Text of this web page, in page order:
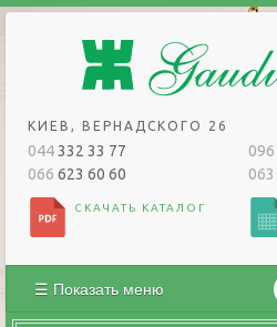
КИЕВ, ВЕРНАДСКОГО 26
044332 33 77 096
066 623 60 60 063
СКАЧАТЬ КАТАЛОГ
☰ Показать меню